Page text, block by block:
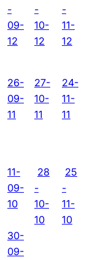
-
09-
12
-
10-
12
-
11-
12
26-
09-
11
27-
10-
11
24-
11-
11
11-
09-
10
30-
09-
28
-
10-
10
25
-
11-
10